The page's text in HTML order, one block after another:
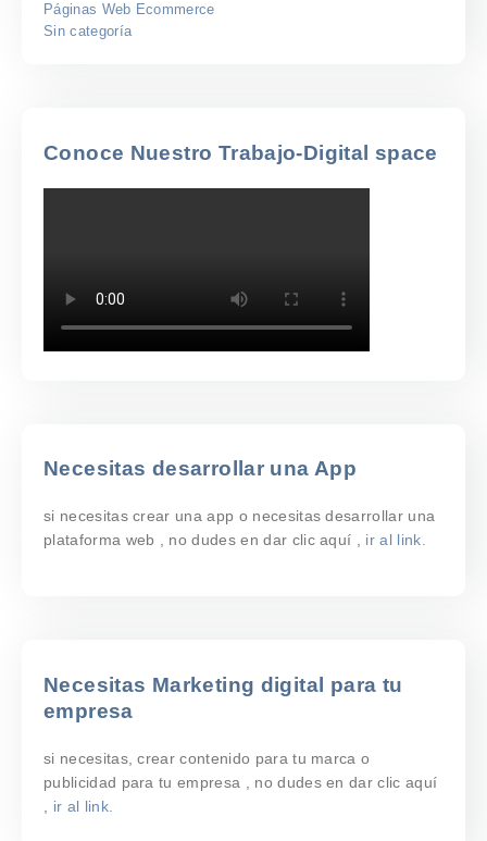
Páginas Web Ecommerce
Sin categoría
Conoce Nuestro Trabajo-Digital space
Necesitas desarrollar una App
si necesitas crear una app o necesitas desarrollar una
plataforma web , no dudes en dar clic aquí , ir al link.
Necesitas Marketing digital para tu
empresa
si necesitas, crear contenido para tu marca o
publicidad para tu empresa , no dudes en dar clic aquí
ir al link.